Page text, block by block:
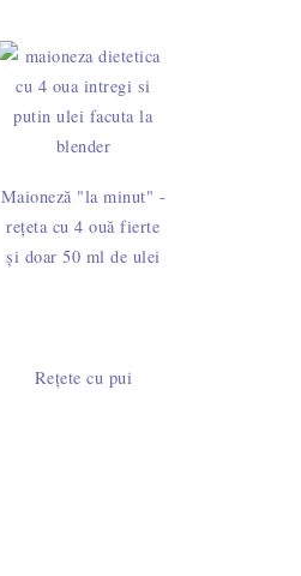
Maioneză "la minut" -
rețeta cu 4 ouă fierte
și doar 50 ml de ulei
Rețete cu pui